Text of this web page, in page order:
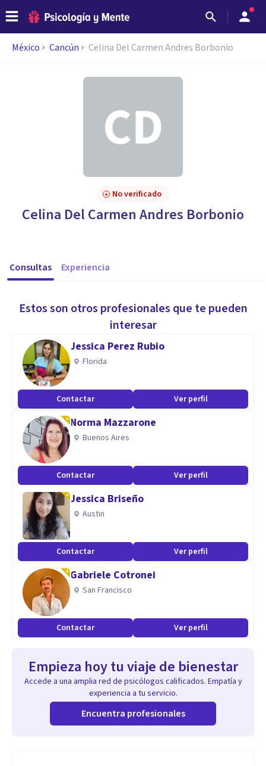
México Cancún Celina Del Carmen Andres Borbonio
No verificado
Celina Del Carmen Andres Borbonio
Consultas Experiencia
Estos son otros profesionales que te pueden
interesar
Jessica Perez Rubio
Florida
Contactar Ver perfil
Norma Mazzarone
Buenos Aires
Contactar Ver perfil
Jessica Briseño
Austin
Contactar Ver perfil
Gabriele Cotronei
San Francisco
Contactar Ver perfil
Empieza hoy tu viaje de bienestar
Accede a una amplia red de psicólogos calificados. Empatía y
experiencia a tu servicio.
Encuentra profesionales